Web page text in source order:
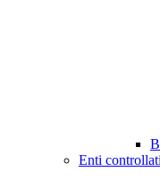
Enti controllati